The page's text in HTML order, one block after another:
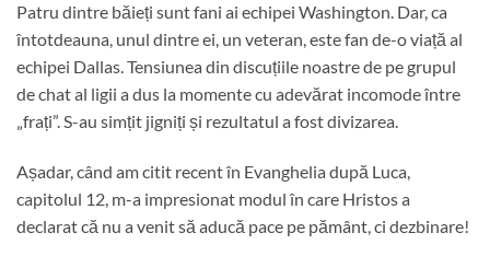
Patru dintre băieți sunt fani ai echipei Washington. Dar, ca
întotdeauna, unul dintre ei, un veteran, este fan de-o viață al
echipei Dallas. Tensiunea din discuțiile noastre de pe grupul
de chat al ligii a dus la momente cu adevărat incomode între
„frați”. S-au simțit jigniți și rezultatul a fost divizarea.
Așadar, când am citit recent în Evanghelia după Luca,
capitolul 12, m-a impresionat modul în care Hristos a
declarat că nu a venit să aducă pace pe pământ, ci dezbinare!